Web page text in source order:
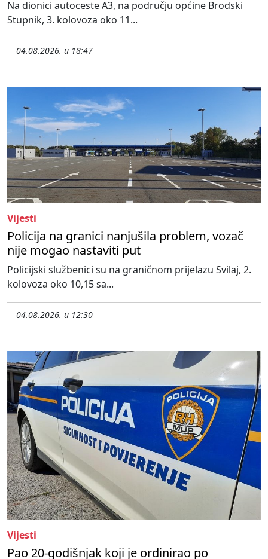
Na dionici autoceste A3, na području općine Brodski
Stupnik, 3. kolovoza oko 11...
04.08.2026. u 18:47
Vijesti
Policija na granici nanjušila problem, vozač
nije mogao nastaviti put
Policijski službenici su na graničnom prijelazu Svilaj, 2.
kolovoza oko 10,15 sa...
04.08.2026. u 12:30
Vijesti
Pao 20-godišnjak koji je ordinirao po